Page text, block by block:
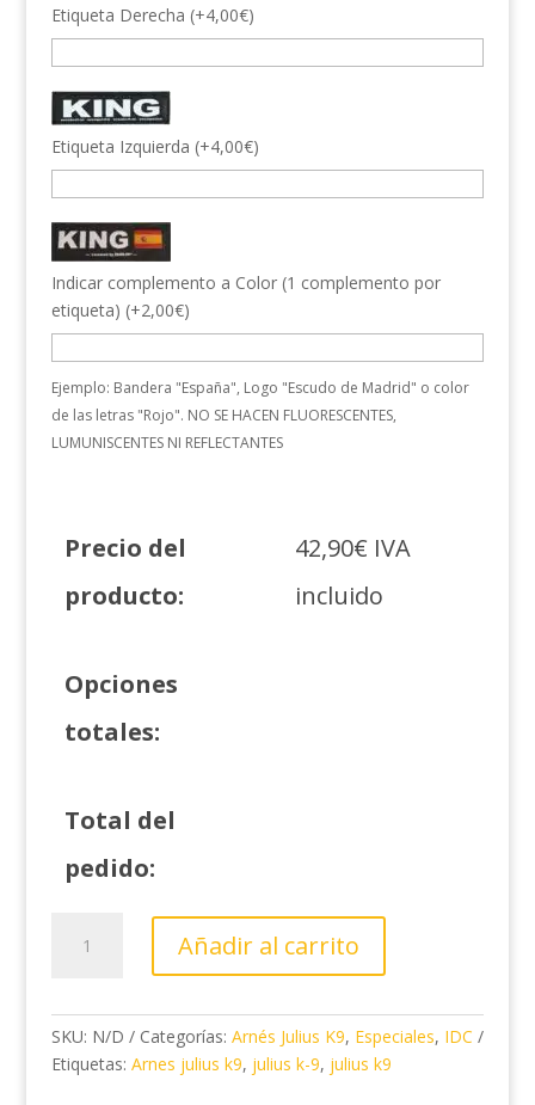
Etiqueta Derecha (+4,00€)
Etiqueta Izquierda (+4,00€)
Indicar complemento a Color (1 complemento por
etiqueta) (+2,00€)
Ejemplo: Bandera "España", Logo "Escudo de Madrid" o color
de las letras "Rojo". NO SE HACEN FLUORESCENTES,
LUMUNISCENTES NI REFLECTANTES
Precio del
producto:
42,90€ IVA
incluido
Opciones
totales:
Total del
pedido:
Julius
IDC
Anillas
Añadir al carrito
SKU: N/D Categorías: Arnés Julius K9, Especiales, IDC
Etiquetas: Arnes julius k9, julius k-9, julius k9